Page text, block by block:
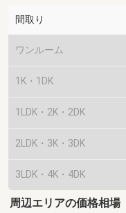
間取り
ワンルーム
1K・1DK
1LDK・2K・2DK
2LDK・3K・3DK
3LDK・4K・4DK
周辺エリアの価格相場